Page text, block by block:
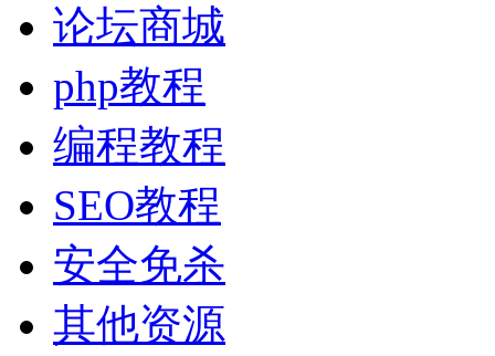
论坛商城
php教程
编程教程
SEO教程
安全免杀
其他资源